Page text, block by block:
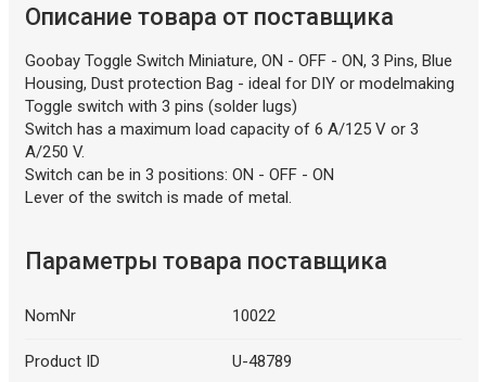
Описание товара от поставщика
Goobay Toggle Switch Miniature, ON - OFF - ON, 3 Pins, Blue
Housing, Dust protection Bag - ideal for DIY or modelmaking
Toggle switch with 3 pins (solder lugs)
Switch has a maximum load capacity of 6 A/125 V or 3
A/250 V.
Switch can be in 3 positions: ON - OFF - ON
Lever of the switch is made of metal.
Параметры товара поставщика
NomNr 10022
Product ID U-48789